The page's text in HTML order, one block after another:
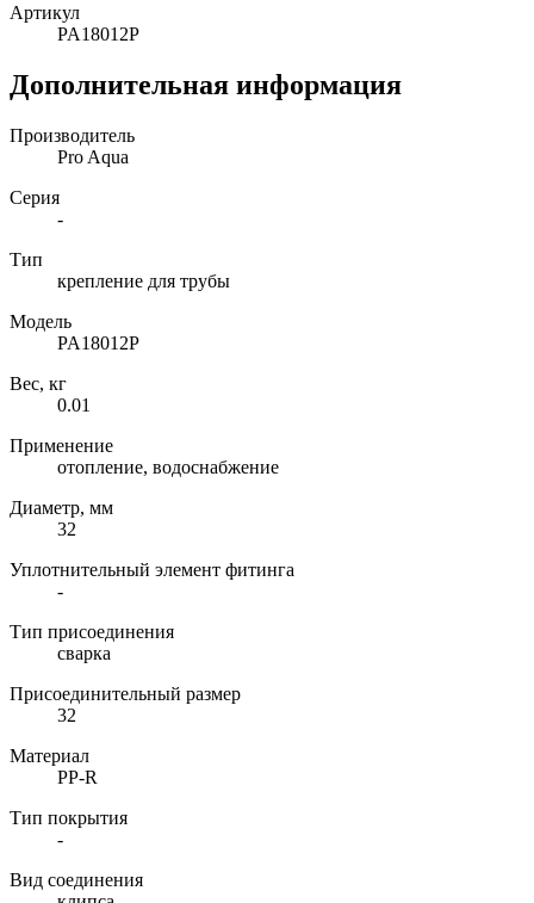
Артикул
PA18012P
Дополнительная информация
Производитель
Pro Aqua
Серия
-
Тип
крепление для трубы
Модель
PA18012P
Вес, кг
0.01
Применение
отопление, водоснабжение
Диаметр, мм
32
Уплотнительный элемент фитинга
-
Тип присоединения
сварка
Присоединительный размер
32
Материал
PP-R
Тип покрытия
-
Вид соединения